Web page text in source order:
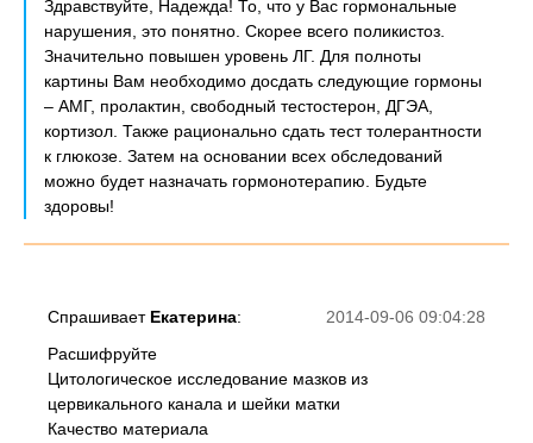
Здравствуйте, Надежда! То, что у Вас гормональные
нарушения, это понятно. Скорее всего поликистоз.
Значительно повышен уровень ЛГ. Для полноты
картины Вам необходимо досдать следующие гормоны
– АМГ, пролактин, свободный тестостерон, ДГЭА,
кортизол. Также рационально сдать тест толерантности
к глюкозе. Затем на основании всех обследований
можно будет назначать гормонотерапию. Будьте
здоровы!
2014-09-06 09:04:28
Спрашивает Екатерина:
Расшифруйте
Цитологическое исследование мазков из
цервикального канала и шейки матки
Качество материала